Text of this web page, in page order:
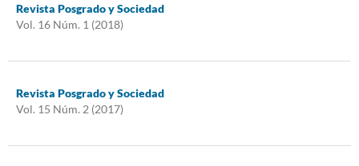
Revista Posgrado y Sociedad
Vol. 16 Núm. 1 (2018)
Revista Posgrado y Sociedad
Vol. 15 Núm. 2 (2017)